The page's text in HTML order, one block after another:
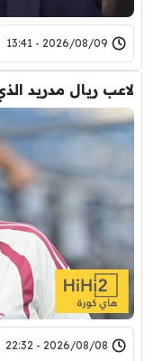
2026/08/09 - 13:41
لاعب ريال مدريد
2026/08/08 - 22:32